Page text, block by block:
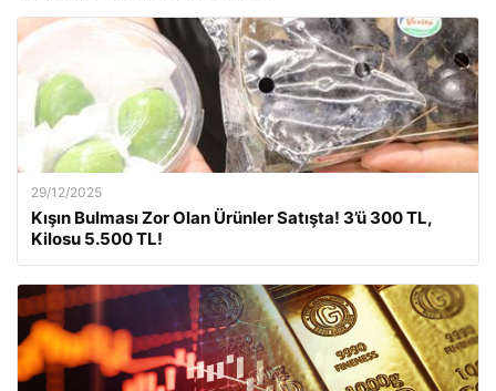
29/12/2025
Kışın Bulması Zor Olan Ürünler Satışta! 3’ü 300 TL,
Kilosu 5.500 TL!